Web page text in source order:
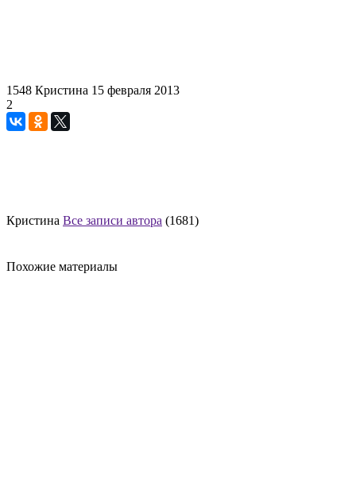
1548 Кристина 15 февраля 2013
2
Кристина Все записи автора (1681)
Похожие материалы